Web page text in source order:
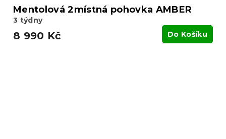
Mentolová 2místná pohovka AMBER
3 týdny
8 990 Kč Do Košíku